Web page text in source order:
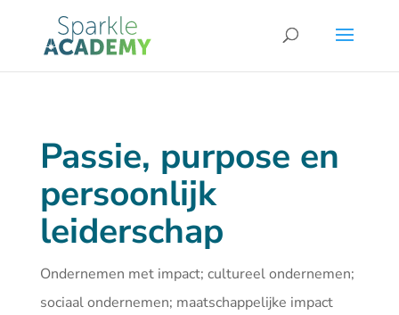
Passie, purpose en
persoonlijk
leiderschap
Ondernemen met impact; cultureel ondernemen;
sociaal ondernemen; maatschappelijke impact